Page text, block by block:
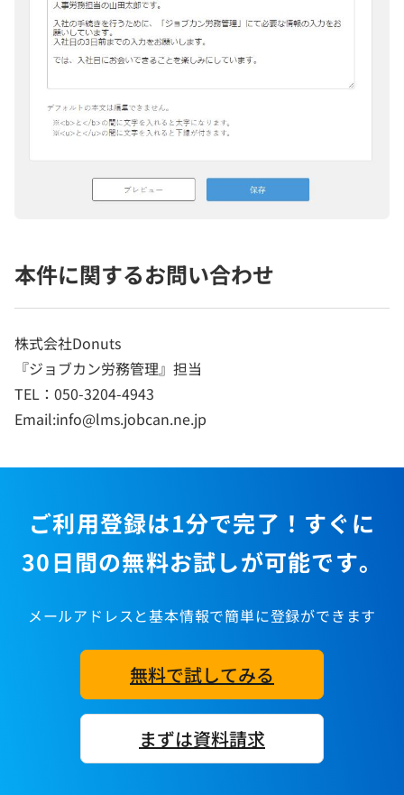
本件に関するお問い合わせ
株式会社Donuts
『ジョブカン労務管理』担当
TEL：050-3204-4943
Email:info@lms.jobcan.ne.jp
ご利用登録は1分で完了！すぐに
30日間の無料お試しが可能です。
メールアドレスと基本情報で簡単に登録ができます
無料で試してみる
まずは資料請求